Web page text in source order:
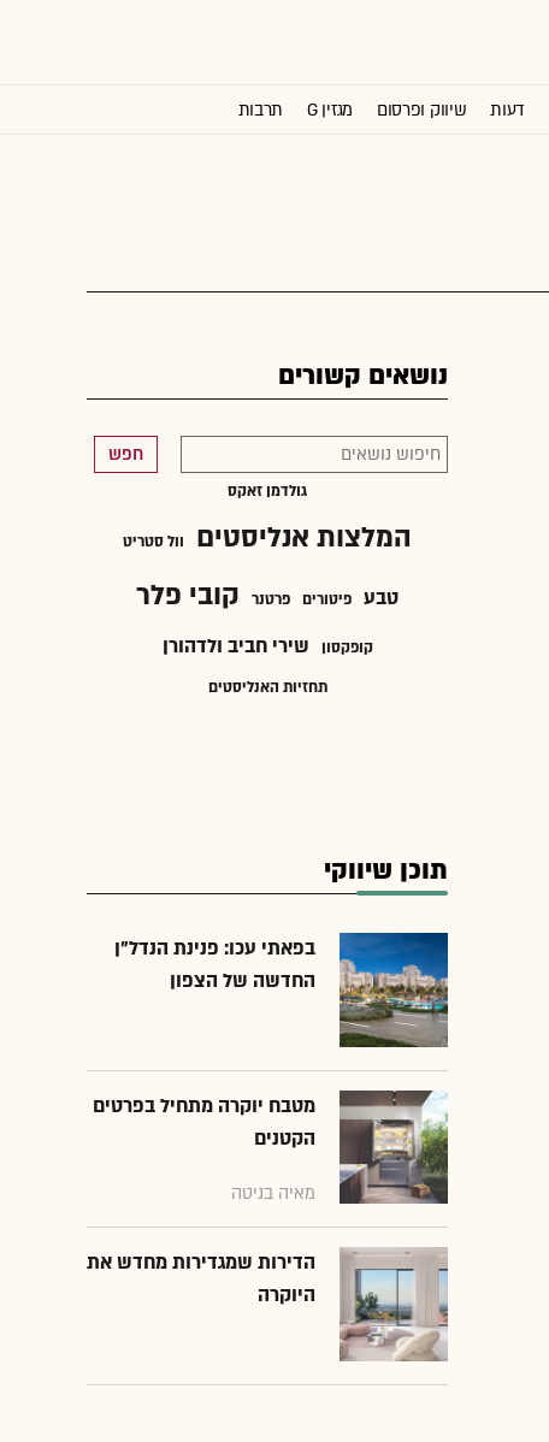
דעות שיווק ופרסום מגזין G תרבות
נושאים קשורים
חפש
גולדמן זאקס
המלצות אנליסטים וול סטריט
טבע פיטורים פרטנר קובי פלר
קופקסון שירי חביב ולדהורן
תחזיות האנליסטים
תוכן שיווקי
בפאתי עכו: פנינת הנדל"ן
החדשה של הצפון
מטבח יוקרה מתחיל בפרטים
הקטנים
מאיה בניטה
הדירות שמגדירות מחדש את
היוקרה